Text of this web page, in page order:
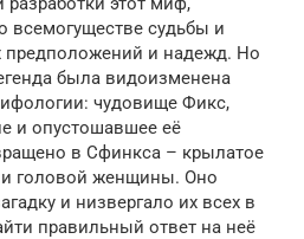
судьбы и
предположений и надежд. Но
была видоизменена
чудовище Фикс,
и опустошавшее её
в Сфинкса – крылатое
и головой женщины. Оно
и низвергало их всех в
правильный ответ на неё